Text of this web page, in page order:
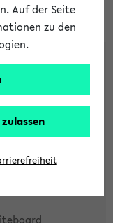
suchen Sie nach
Auf der Seite
zu den